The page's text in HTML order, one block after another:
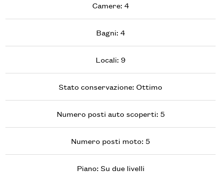
Camere: 4
Bagni: 4
Locali: 9
Stato conservazione: Ottimo
Numero posti auto scoperti: 5
Numero posti moto: 5
Piano: Su due livelli